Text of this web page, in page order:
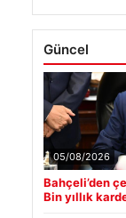
Güncel
05/08/2026
Bahçeli’den
Bin yıllık